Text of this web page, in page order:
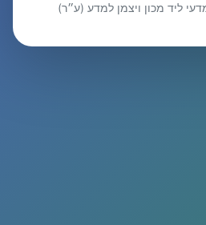
מדעי ליד מכון ויצמן למדע (ע״ר)